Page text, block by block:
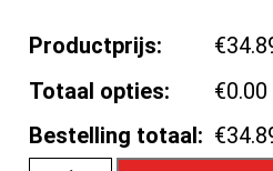
Productprijs:
Totaal opties:
€0.00
Bestelling totaal: